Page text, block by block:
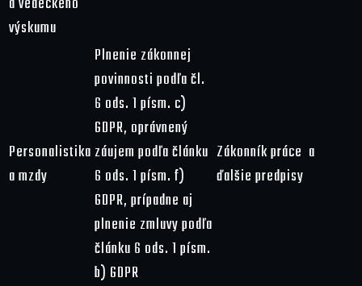
výskumu
Personalistika
a mzdy
Plnenie zákonnej
povinnosti podľa čl.
6 ods. 1 písm. c)
GDPR, oprávnený
záujem podľa článku
6 ods. 1 písm. f)
GDPR, prípadne aj
plnenie zmluvy podľa
článku 6 ods. 1 písm.
b) GDPR
Zákonník práce a
ďalšie predpisy